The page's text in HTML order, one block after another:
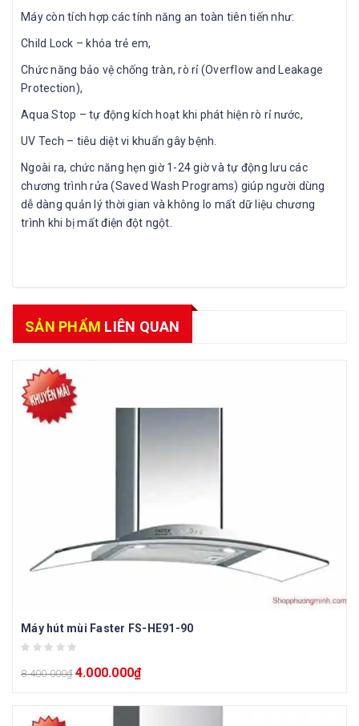
Máy còn tích hợp các tính năng an toàn tiên tiến như:
Child Lock – khóa trẻ em,
Chức năng bảo vệ chống tràn, rò rỉ (Overflow and Leakage
Protection),
Aqua Stop – tự động kích hoạt khi phát hiện rò rỉ nước,
UV Tech – tiêu diệt vi khuẩn gây bệnh.
Ngoài ra, chức năng hẹn giờ 1-24 giờ và tự động lưu các
chương trình rửa (Saved Wash Programs) giúp người dùng
dễ dàng quản lý thời gian và không lo mất dữ liệu chương
trình khi bị mất điện đột ngột.
SẢN PHẨM LIÊN QUAN
Máy hút mùi Faster FS-HE91-90
8.400.000₫ 4.000.000₫